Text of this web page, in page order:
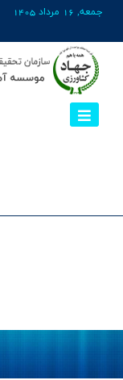
جمعه, 16 مرداد 1405